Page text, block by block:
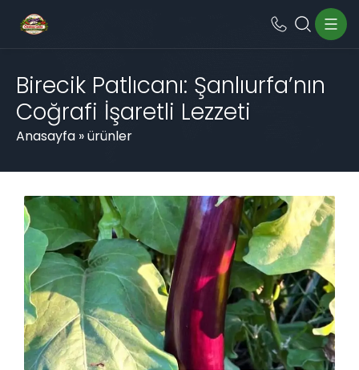
Birecik Patlıcanı: Şanlıurfa’nın
Coğrafi İşaretli Lezzeti
Anasayfa »ürünler